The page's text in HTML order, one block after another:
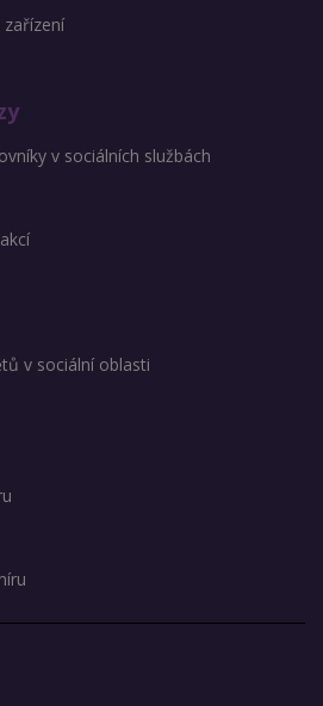
zařízení
v sociálních službách
v sociální oblasti